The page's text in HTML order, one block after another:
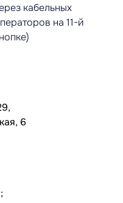
кабельных
на 11-й
6